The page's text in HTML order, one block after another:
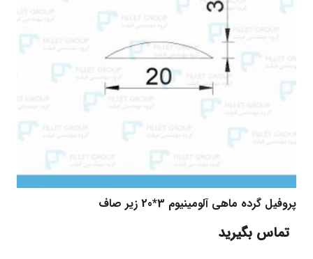
پروفیل گرده ماهی آلومینیوم 3*20 زیر صاف
تماس بگیرید